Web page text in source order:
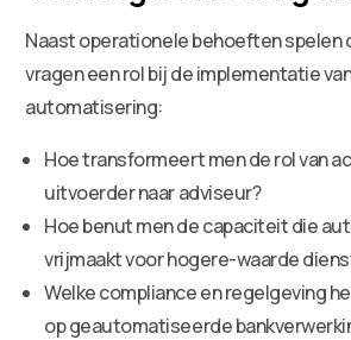
Naast operationele behoeften
vragen een rol bij de implementatie
automatisering:
Hoe transformeert men de rol van
uitvoerder naar adviseur?
Hoe benut men de capaciteit die
vrijmaakt voor hogere-waarde
Welke compliance en regelgeving
op geautomatiseerde